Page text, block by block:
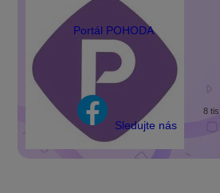
Portál POHODA
Sledujte nás
8